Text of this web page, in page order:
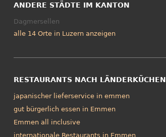
ANDERE STÄDTE IM KANTON
Dagmersellen
alle 14 Orte in Luzern anzeigen
RESTAURANTS NACH LÄNDERKÜCHEN
japanischer lieferservice in emmen
gut bürgerlich essen in Emmen
Emmen all inclusive
internationale Restaurants in Emmen